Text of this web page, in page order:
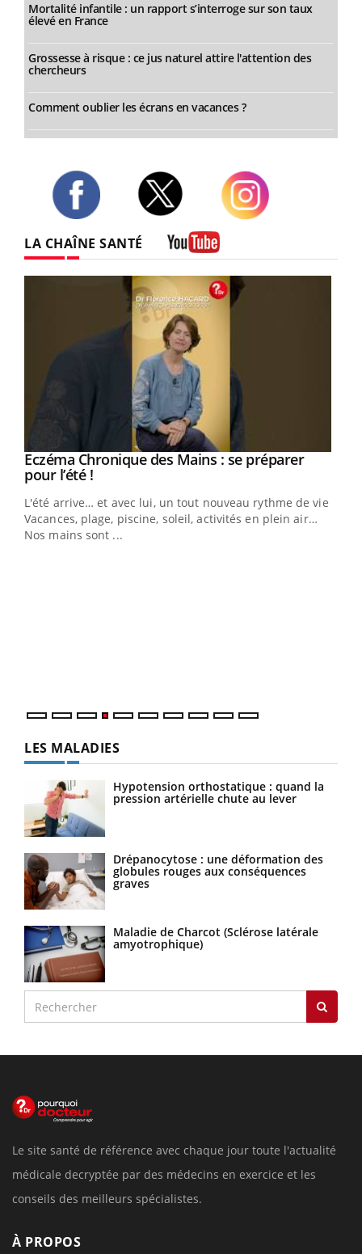
Mortalité infantile : un rapport s’interroge sur son taux
élevé en France
Grossesse à risque : ce jus naturel attire l'attention des
chercheurs
Comment oublier les écrans en vacances ?
LA CHAÎNE SANTÉ
Youtube
Eczéma Chronique des Mains : se préparer
pour l’été !Youtube
L'été arrive… et avec lui, un tout nouveau rythme de vie !
Vacances, plage, piscine, soleil, activités en plein air…
Nos mains sont ...
LES MALADIES
Hypotension orthostatique : quand la
pression artérielle chute au lever
Drépanocytose : une déformation des
globules rouges aux conséquences
graves
Maladie de Charcot (Sclérose latérale
amyotrophique)
Le site santé de référence avec chaque jour toute l'actualité
médicale decryptée par des médecins en exercice et les
conseils des meilleurs spécialistes.
À PROPOS